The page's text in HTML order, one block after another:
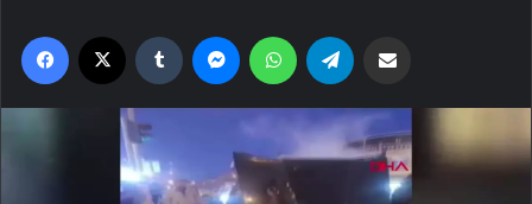
Facebook Tumblr MessengerWhatsApp